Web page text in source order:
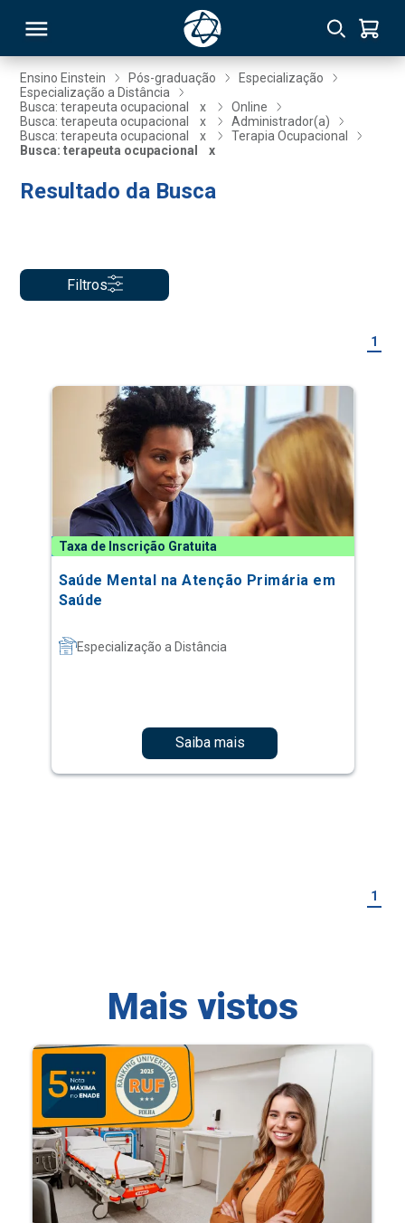
Ensino Einstein Pós-graduação
Especialização
Especialização a Distância
Busca: terapeuta ocupacional
x
Online
Busca: terapeuta ocupacional
x
Administrador(a)
Busca: terapeuta ocupacional
x
Terapia Ocupacional
Busca: terapeuta ocupacional
x
Resultado da Busca
Filtros
1
Taxa de Inscrição Gratuita
Saúde Mental na Atenção Primária em
Saúde
Especialização a Distância
Saiba mais
1
Mais vistos